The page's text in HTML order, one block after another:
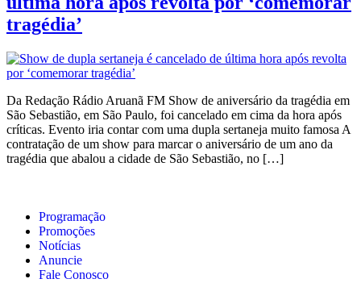
tragédia’
Da Redação Rádio Aruanã FM Show de aniversário da tragédia em
São Sebastião, em São Paulo, foi cancelado em cima da hora após
críticas. Evento iria contar com uma dupla sertaneja muito famosa A
contratação de um show para marcar o aniversário de um ano da
tragédia que abalou a cidade de São Sebastião, no […]
Programação
Promoções
Notícias
Anuncie
Fale Conosco